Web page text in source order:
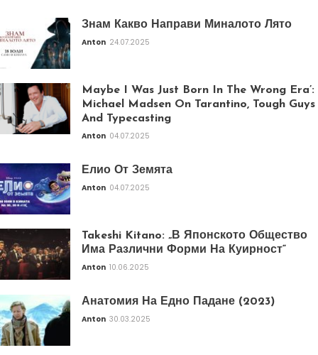
Знам Какво Направи Миналото Лято
Anton 24.07.2025
Maybe I Was Just Born In The Wrong Era’:
Michael Madsen On Tarantino, Tough Guys
And Typecasting
Anton 04.07.2025
Елио От Земята
Anton 04.07.2025
Takeshi Kitano: „В Японското Общество
Има Различни Форми На Куирност“
Anton 10.06.2025
Анатомия На Едно Падане (2023)
Anton 30.03.2025